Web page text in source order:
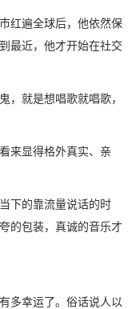
红遍全球后，他依然保
最近，他才开始在社交
，就是想唱歌就唱歌，
来显得格外真实、亲
下的靠流量说话的时
的包装，真诚的音乐才
多幸运了。俗话说人以